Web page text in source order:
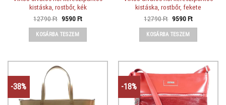
kistáska, rostbőr, kék
12790Ft Original
was:
12790 Ft.
9590FtCurrent
KOSÁRBA TESZEM
kistáska, rostbőr, fekete
12790Ft Original
was:
12790 Ft.
9590FtCurrent
KOSÁRBA TESZEM
-38% -18%